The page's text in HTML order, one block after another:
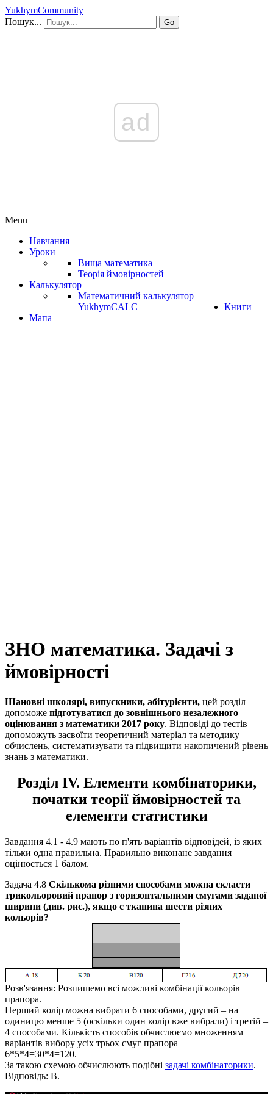
YukhymCommunity
Пошук...
Go
ad
Menu
Навчання
Уроки
Вища математика
Теорія ймовірностей
Калькулятор
Математичний калькулятор
YukhymCALC
Книги
Мапа
ЗНО математика. Задачі з
ймовірності
Шановні школярі, випускники, абітурієнти, цей розділ
допоможе підготуватися до зовнішнього незалежного
оцінювання з математики 2017 року. Відповіді до тестів
допоможуть засвоїти теоретичний матеріал та методику
обчислень, систематизувати та підвищити накопичений рівень
знань з математики.
Розділ IV. Елементи комбінаторики,
початки теорії ймовірностей та
елементи статистики
Завдання 4.1 - 4.9 мають по п'ять варіантів відповідей, із яких
тільки одна правильна. Правильно виконане завдання
оцінюється 1 балом.
Задача 4.8 Скількома різними способами можна скласти
трикольоровий прапор з горизонтальними смугами заданої
ширини (див. рис.), якщо є тканина шести різних
кольорів?
Розв'язання: Розпишемо всі можливі комбінації кольорів
прапора.
Перший колір можна вибрати 6 способами, другий – на
одиницю менше 5 (оскільки один колір вже вибрали) і третій –
4 способами. Кількість способів обчислюємо множенням
варіантів вибору усіх трьох смуг прапора
6*5*4=30*4=120.
За такою схемою обчислюють подібні задачі комбінаторики.
Відповідь: В.